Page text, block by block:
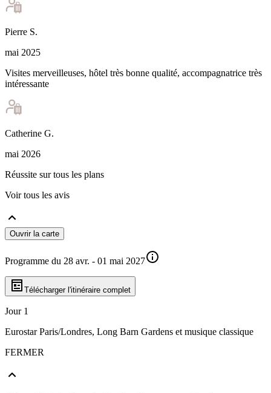
Pierre S.
mai 2025
Visites merveilleuses, hôtel très bonne qualité, accompagnatrice très
intéressante
Catherine G.
mai 2026
Réussite sur tous les plans
Voir tous les avis
Ouvrir la carte
Programme du 28 avr. - 01 mai 2027
Télécharger l'itinéraire complet
Jour 1
Eurostar Paris/Londres, Long Barn Gardens et musique classique
FERMER